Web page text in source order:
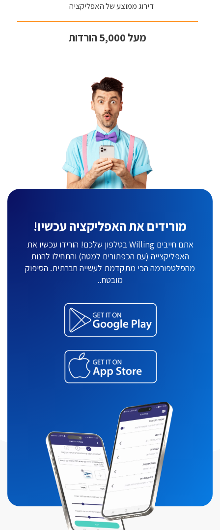
דירוג ממוצע של האפליקציה
מעל 5,000 הורדות
מורידים את האפליקציה עכשיו!
אתם חייבים Willing בטלפון שלכם! הורידו עכשיו את
האפליקצייה (עם הכפתורים למטה) והתחילו להנות
מהפלטפורמה הכי מתקדמת לעשייה חברתית. הסיפוק
מובטח..